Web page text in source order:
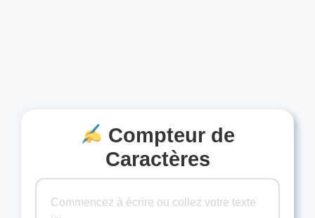
Compteur de
Caractères